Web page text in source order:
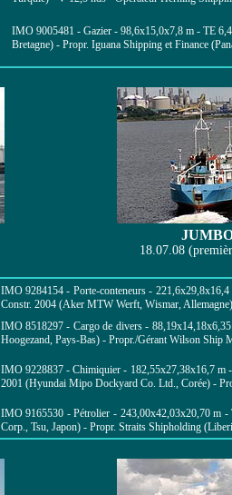
IMO 9005481 - Gazier - 98,6x15,0x7,8 m - TE
Bretagne) - Propr. Iguana Shipping et Finance
18.07.08
IMO 9284154 - Porte-conteneurs -
Constr. 2004 (Aker MTW Werft, Wismar,
IMO 8518297 - Cargo de divers -
Hoogezand, Pays-Bas) - Propr./Gérant Wilson Ship
IMO 9228837 - Chimiquier - 182,55x27,38x16,7
2001 (Hyundai Mipo Dockyard Co. Ltd., Corée) -
IMO9165530 - Pétrolier - 243,00x42,03x20,70 m
Corp., Tsu, Japon) - Propr. Straits Shipholding